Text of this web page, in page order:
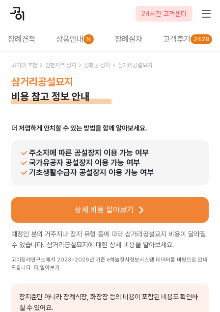
24시간 고객센터
장례견적 상품안내 N 장례절차 고객후기 2428
고이의 추천 인천지역 장지 강화군 장지 삼거리공설묘지
삼거리공설묘지
비용 참고 정보 안내
더 저렴하게 안치할 수 있는 방법을 함께 알아보세요.
주소지에 따른 공설장지 이용 가능 여부
국가유공자 공설장지 이용 가능 여부
기초생활수급자 공설장지 이용 가능 여부
상세 비용 알아보기
예정인 분의 거주지나 장지 유형 등에 따라 삼거리공설묘지 비용이 달라질
수 있습니다. 삼거리공설묘지 에 대한 상세 비용을 알아보세요.
고이장례연구소에서 2023~2026년 기준 e하늘장사정보시스템 데이터를 바탕으로 안내
드립니다. 더 알아보기
장지뿐만 아니라 장례식장, 화장장 등의 비용이 포함된 비용도 확인하
실 수 있어요.